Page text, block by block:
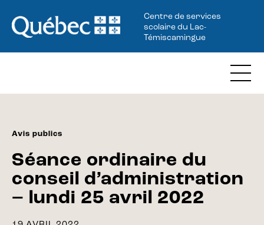
Centre de services
scolaire du Lac-
Témiscamingue
Avis publics
Séance ordinaire du
conseil d’administration
– lundi 25 avril 2022